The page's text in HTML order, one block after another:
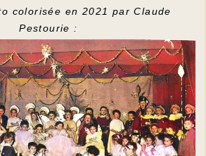
colorisée en 2021 par Claude
Pestourie :